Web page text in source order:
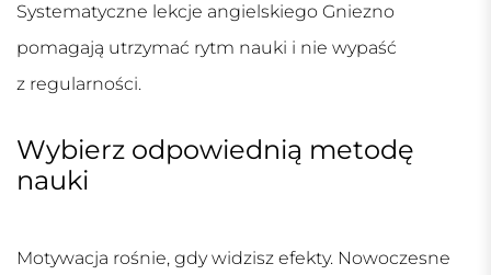
Systematyczne lekcje angielskiego Gniezno
pomagają utrzymać rytm nauki i nie wypaść
z regularności.
Wybierz odpowiednią metodę
nauki
Motywacja rośnie, gdy widzisz efekty. Nowoczesne